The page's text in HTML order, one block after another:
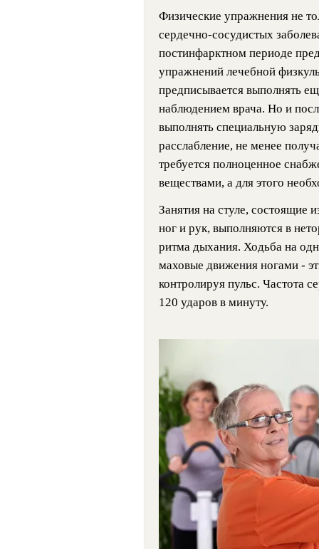
Физические упражнения не
сердечно-сосудистых
постинфарктном периоде
упражнений лечебной
предписывается выполнять
наблюдением врача. Но и
выполнять специальную
расслабление, не менее
требуется полноценное
веществами, а для этого
Занятия на стуле, состоящие
ног и рук, выполняются в
ритма дыхания. Ходьба на
маховые движения ногами -
контролируя пульс. Частота
120 ударов в минуту.